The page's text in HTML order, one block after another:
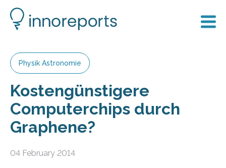
Physik Astronomie
Kostengünstigere
Computerchips durch
Graphene?
04 February 2014